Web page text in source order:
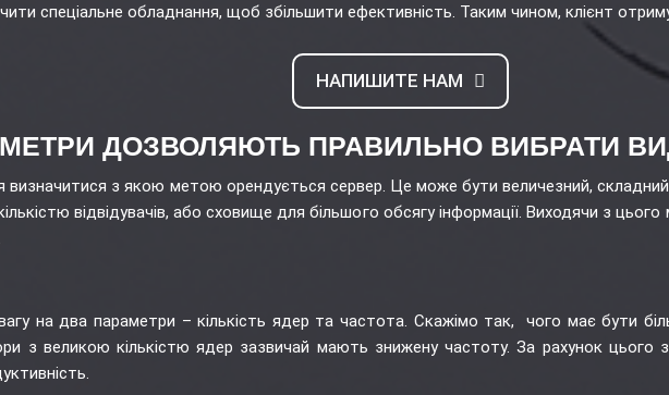
спеціальне обладнання, щоб збільшити ефективність. Таким чином, клієнт
НАПИШИТЕ НАМ
ДОЗВОЛЯЮТЬ ПРАВИЛЬНО ВИБРАТИ
з якою метою орендується сервер. Це може бути величезний, складний
відвідувачів, або сховище для більшого обсягу інформації. Виходячи з
на два параметри – кількість ядер та частота. Скажімо так, чого має бути
з великою кількістю ядер зазвичай мають знижену частоту. За рахунок цього